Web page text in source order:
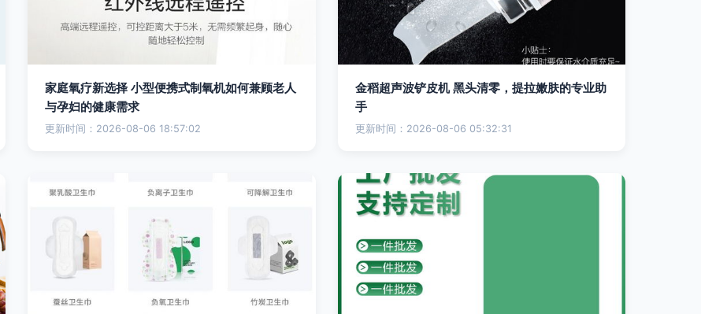
家庭氧疗新选择 小型便携式制氧机如何兼顾老人
与孕妇的健康需求
更新时间：2026-08-06 18:57:02
金稻超声波铲皮机 黑头清零，提拉嫩肤的专业助
手
更新时间：2026-08-06 05:32:31